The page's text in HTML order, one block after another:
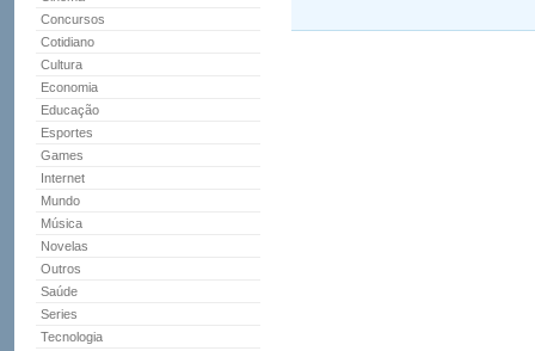
Concursos
Cotidiano
Cultura
Economia
Educação
Esportes
Games
Internet
Mundo
Música
Novelas
Outros
Saúde
Series
Tecnologia